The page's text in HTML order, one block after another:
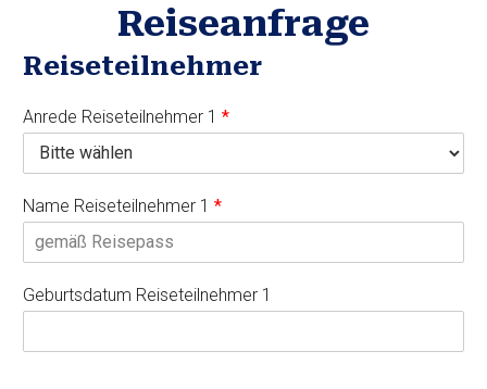
Reiseanfrage
Reiseteilnehmer
Anrede Reiseteilnehmer 1 *
Name Reiseteilnehmer 1 *
Geburtsdatum Reiseteilnehmer 1